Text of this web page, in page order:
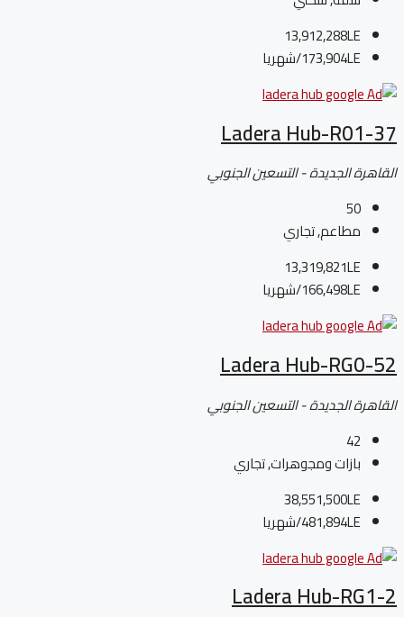
13,912,288LE
173,904LE/شهريا
Ladera Hub-R01-37
القاهرة الجديدة - التسعين الجنوبي
50
مطاعم, تجاري
13,319,821LE
166,498LE/شهريا
Ladera Hub-RG0-52
القاهرة الجديدة - التسعين الجنوبي
42
بازات ومجوهرات, تجاري
38,551,500LE
481,894LE/شهريا
Ladera Hub-RG1-2